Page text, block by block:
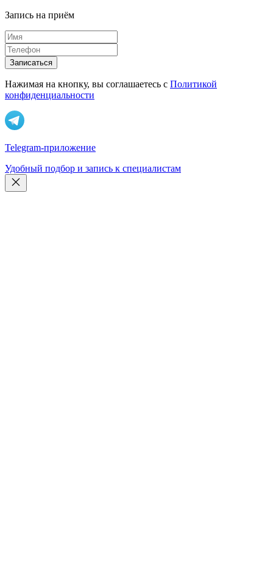
Запись на приём
Записаться
Нажимая на кнопку, вы соглашаетесь с Политикой
конфиденциальности
Telegram-приложение
Удобный подбор и запись к специалистам